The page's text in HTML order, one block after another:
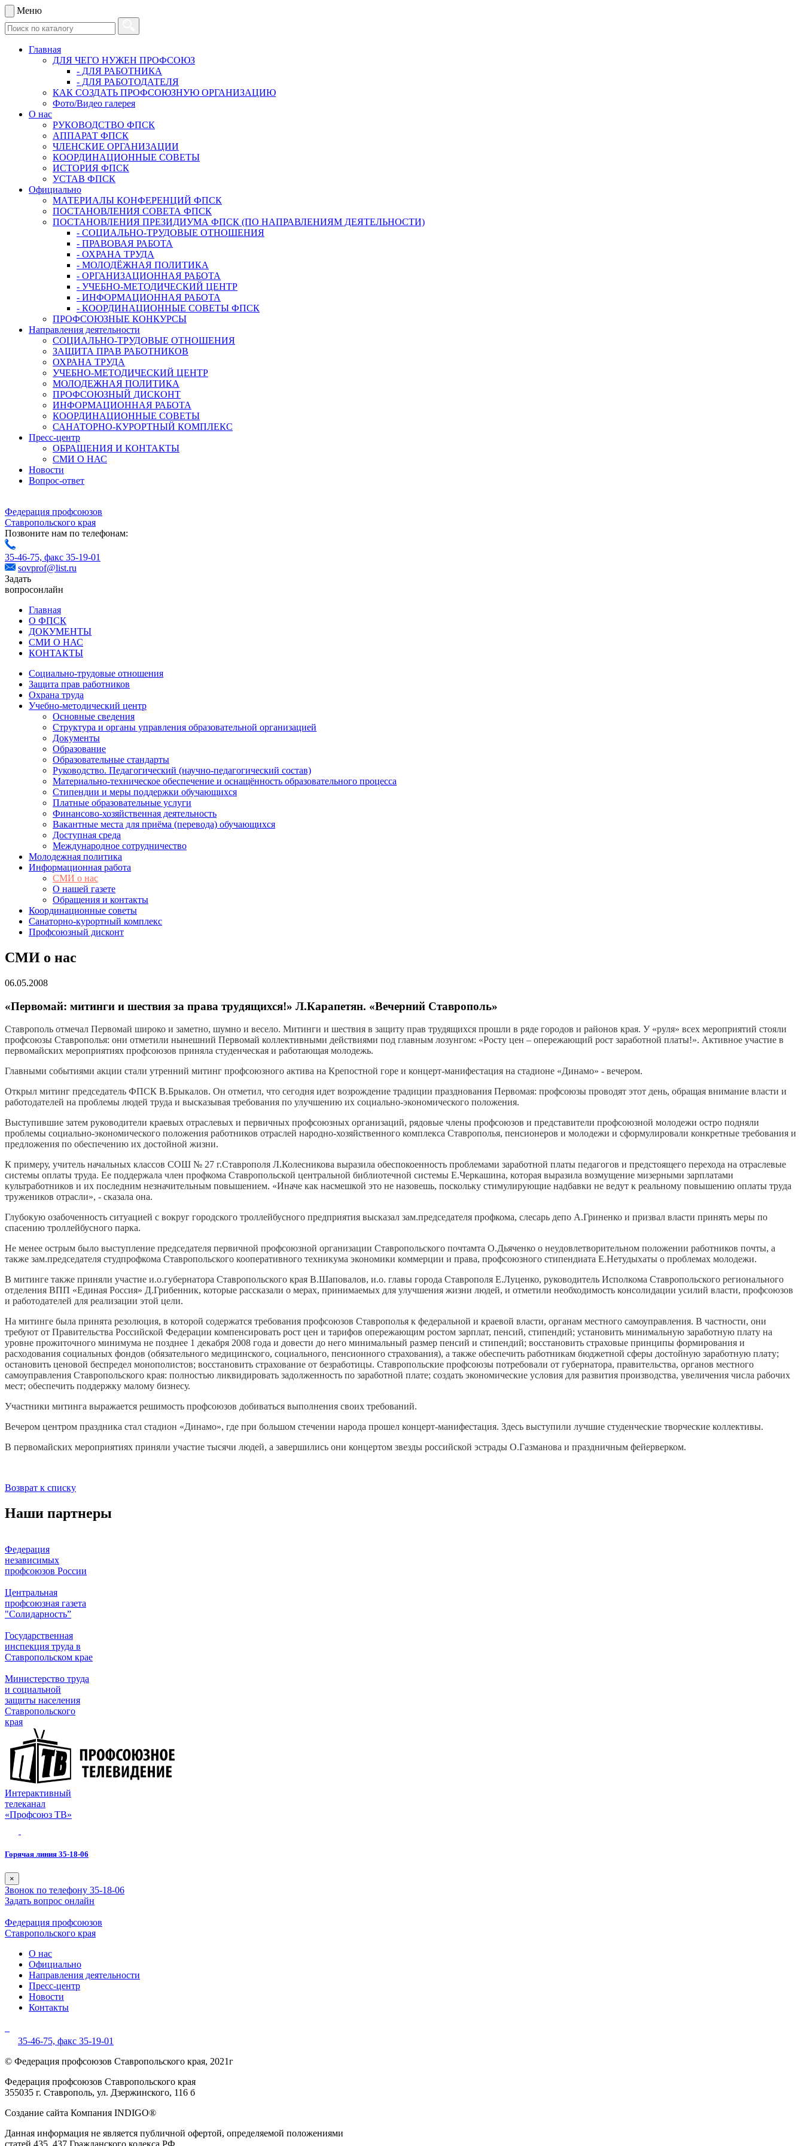
Меню
Главная
ДЛЯ ЧЕГО НУЖЕН ПРОФСОЮЗ
- ДЛЯ РАБОТНИКА
- ДЛЯ РАБОТОДАТЕЛЯ
КАК СОЗДАТЬ ПРОФСОЮЗНУЮ ОРГАНИЗАЦИЮ
Фото/Видео галерея
О нас
РУКОВОДСТВО ФПСК
АППАРАТ ФПСК
ЧЛЕНСКИЕ ОРГАНИЗАЦИИ
КООРДИНАЦИОННЫЕ СОВЕТЫ
ИСТОРИЯ ФПСК
УСТАВ ФПСК
Официально
МАТЕРИАЛЫ КОНФЕРЕНЦИЙ ФПСК
ПОСТАНОВЛЕНИЯ СОВЕТА ФПСК
ПОСТАНОВЛЕНИЯ ПРЕЗИДИУМА ФПСК (ПО НАПРАВЛЕНИЯМ ДЕЯТЕЛЬНОСТИ)
- СОЦИАЛЬНО-ТРУДОВЫЕ ОТНОШЕНИЯ
- ПРАВОВАЯ РАБОТА
- ОХРАНА ТРУДА
- МОЛОДЁЖНАЯ ПОЛИТИКА
- ОРГАНИЗАЦИОННАЯ РАБОТА
- УЧЕБНО-МЕТОДИЧЕСКИЙ ЦЕНТР
- ИНФОРМАЦИОННАЯ РАБОТА
- КООРДИНАЦИОННЫЕ СОВЕТЫ ФПСК
ПРОФСОЮЗНЫЕ КОНКУРСЫ
Направления деятельности
СОЦИАЛЬНО-ТРУДОВЫЕ ОТНОШЕНИЯ
ЗАЩИТА ПРАВ РАБОТНИКОВ
ОХРАНА ТРУДА
УЧЕБНО-МЕТОДИЧЕСКИЙ ЦЕНТР
МОЛОДЕЖНАЯ ПОЛИТИКА
ПРОФСОЮЗНЫЙ ДИСКОНТ
ИНФОРМАЦИОННАЯ РАБОТА
КООРДИНАЦИОННЫЕ СОВЕТЫ
САНАТОРНО-КУРОРТНЫЙ КОМПЛЕКС
Пресс-центр
ОБРАЩЕНИЯ И КОНТАКТЫ
СМИ О НАС
Новости
Вопрос-ответ
Федерация профсоюзов
Ставропольского края
Позвоните нам по телефонам:
35-46-75, факс 35-19-01
sovprof@list.ru
Задать
вопросонлайн
Главная
О ФПСК
ДОКУМЕНТЫ
СМИ О НАС
КОНТАКТЫ
Социально-трудовые отношения
Защита прав работников
Охрана труда
Учебно-методический центр
Основные сведения
Структура и органы управления образовательной организацией
Документы
Образование
Образовательные стандарты
Руководство. Педагогический (научно-педагогический состав)
Материально-техническое обеспечение и оснащённость образовательного процесса
Стипендии и меры поддержки обучающихся
Платные образовательные услуги
Финансово-хозяйственная деятельность
Вакантные места для приёма (перевода) обучающихся
Доступная среда
Международное сотрудничество
Молодежная политика
Информационная работа
СМИ о нас
О нашей газете
Обращения и контакты
Координационные советы
Санаторно-курортный комплекс
Профсоюзный дисконт
СМИ о нас
06.05.2008
«Первомай: митинги и шествия за права трудящихся!» Л.Карапетян. «Вечерний Ставрополь»
Ставрополь отмечал Первомай широко и заметно, шумно и весело. Митинги и шествия в защиту прав трудящихся прошли в ряде городов и районов края. У «руля» всех мероприятий стояли
профсоюзы Ставрополья: они отметили нынешний Первомай коллективными действиями под главным лозунгом: «Росту цен – опережающий рост заработной платы!». Активное участие в
первомайских мероприятиях профсоюзов приняла студенческая и работающая молодежь.
Главными событиями акции стали утренний митинг профсоюзного актива на Крепостной горе и концерт-манифестация на стадионе «Динамо» - вечером.
Открыл митинг председатель ФПСК В.Брыкалов. Он отметил, что сегодня идет возрождение традиции празднования Первомая: профсоюзы проводят этот день, обращая внимание власти и
работодателей на проблемы людей труда и высказывая требования по улучшению их социально-экономического положения.
Выступившие затем руководители краевых отраслевых и первичных профсоюзных организаций, рядовые члены профсоюзов и представители профсоюзной молодежи остро подняли
проблемы социально-экономического положения работников отраслей народно-хозяйственного комплекса Ставрополья, пенсионеров и молодежи и сформулировали конкретные требования и
предложения по обеспечению их достойной жизни.
К примеру, учитель начальных классов СОШ № 27 г.Ставрополя Л.Колесникова выразила обеспокоенность проблемами заработной платы педагогов и предстоящего перехода на отраслевые
системы оплаты труда. Ее поддержала член профкома Ставропольской центральной библиотечной системы Е.Черкашина, которая выразила возмущение мизерными зарплатами
культработников и их последним незначительным повышением. «Иначе как насмешкой это не назовешь, поскольку стимулирующие надбавки не ведут к реальному повышению оплаты труда
тружеников отрасли», - сказала она.
Глубокую озабоченность ситуацией с вокруг городского троллейбусного предприятия высказал зам.председателя профкома, слесарь депо А.Гриненко и призвал власти принять меры по
спасению троллейбусного парка.
Не менее острым было выступление председателя первичной профсоюзной организации Ставропольского почтамта О.Дьяченко о неудовлетворительном положении работников почты, а
также зам.председателя студпрофкома Ставропольского кооперативного техникума экономики коммерции и права, профсоюзного стипендиата Е.Нетудыхаты о проблемах молодежи.
В митинге также приняли участие и.о.губернатора Ставропольского края В.Шаповалов, и.о. главы города Ставрополя Е.Луценко, руководитель Исполкома Ставропольского регионального
отделения ВПП «Единая Россия» Д.Грибенник, которые рассказали о мерах, принимаемых для улучшения жизни людей, и отметили необходимость консолидации усилий власти, профсоюзов
и работодателей для реализации этой цели.
На митинге была принята резолюция, в которой содержатся требования профсоюзов Ставрополья к федеральной и краевой власти, органам местного самоуправления. В частности, они
требуют от Правительства Российской Федерации компенсировать рост цен и тарифов опережающим ростом зарплат, пенсий, стипендий; установить минимальную заработную плату на
уровне прожиточного минимума не позднее 1 декабря 2008 года и довести до него минимальный размер пенсий и стипендий; восстановить страховые принципы формирования и
расходования социальных фондов (обязательного медицинского, социального, пенсионного страхования), а также обеспечить работникам бюджетной сферы достойную заработную плату;
остановить ценовой беспредел монополистов; восстановить страхование от безработицы. Ставропольские профсоюзы потребовали от губернатора, правительства, органов местного
самоуправления Ставропольского края: полностью ликвидировать задолженность по заработной плате; создать экономические условия для развития производства, увеличения числа рабочих
мест; обеспечить поддержку малому бизнесу.
Участники митинга выражается решимость профсоюзов добиваться выполнения своих требований.
Вечером центром праздника стал стадион «Динамо», где при большом стечении народа прошел концерт-манифестация. Здесь выступили лучшие студенческие творческие коллективы.
В первомайских мероприятиях приняли участие тысячи людей, а завершились они концертом звезды российской эстрады О.Газманова и праздничным фейерверком.
Возврат к списку
Наши партнеры
Федерация
независимых
профсоюзов России
Центральная
профсоюзная газета
"Солидарность”
Государственная
инспекция труда в
Ставропольском крае
Министерство труда
и социальной
защиты населения
Ставропольского
края
Интерактивный
телеканал
«Профсоюз ТВ»
Горячая линия 35-18-06
×
Звонок по телефону 35-18-06
Задать вопрос онлайн
Федерация профсоюзов
Ставропольского края
О нас
Официально
Направления деятельности
Пресс-центр
Новости
Контакты
35-46-75, факс 35-19-01
© Федерация профсоюзов Ставропольского края, 2021г
Федерация профсоюзов Ставропольского края
355035 г. Ставрополь, ул. Дзержинского, 116 б
Создание сайта Компания INDIGO®
Данная информация не является публичной офертой, определяемой положениями